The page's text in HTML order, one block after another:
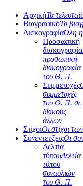
ΑρχικήΤα
ΒιογραφικόΤο
ΔισκογραφίαΌλη η
Προσωπική
δισκογραφία
προσωπική
δισκογραφία
του Θ. Π.
Συμμετοχές
συμμετοχές
του Θ. Π. σε
δίσκους
άλλων
ΣτίχοιΟι στίχοι
ΣυνεντεύξειςΟι
Δελτία
τύπουΔελτία
τύπου
συναυλιών
του Θ. Π.